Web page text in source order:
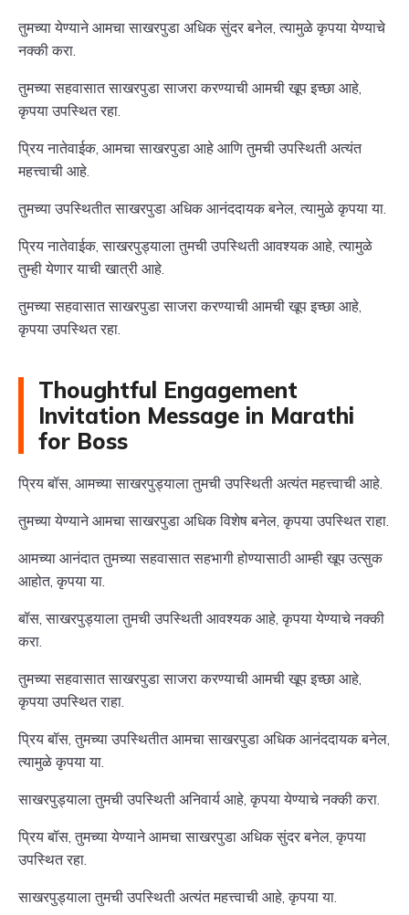
तुमच्या येण्याने आमचा साखरपुडा अधिक सुंदर बनेल, त्यामुळे कृपया येण्याचे
नक्की करा.
तुमच्या सहवासात साखरपुडा साजरा करण्याची आमची खूप इच्छा आहे,
कृपया उपस्थित रहा.
प्रिय नातेवाईक, आमचा साखरपुडा आहे आणि तुमची उपस्थिती अत्यंत
महत्त्वाची आहे.
तुमच्या उपस्थितीत साखरपुडा अधिक आनंददायक बनेल, त्यामुळे कृपया या.
प्रिय नातेवाईक, साखरपुड्याला तुमची उपस्थिती आवश्यक आहे, त्यामुळे
तुम्ही येणार याची खात्री आहे.
तुमच्या सहवासात साखरपुडा साजरा करण्याची आमची खूप इच्छा आहे,
कृपया उपस्थित रहा.
Thoughtful Engagement
Invitation Message in Marathi
for Boss
प्रिय बॉस, आमच्या साखरपुड्याला तुमची उपस्थिती अत्यंत महत्त्वाची आहे.
तुमच्या येण्याने आमचा साखरपुडा अधिक विशेष बनेल, कृपया उपस्थित राहा.
आमच्या आनंदात तुमच्या सहवासात सहभागी होण्यासाठी आम्ही खूप उत्सुक
आहोत, कृपया या.
बॉस, साखरपुड्याला तुमची उपस्थिती आवश्यक आहे, कृपया येण्याचे नक्की
करा.
तुमच्या सहवासात साखरपुडा साजरा करण्याची आमची खूप इच्छा आहे,
कृपया उपस्थित राहा.
प्रिय बॉस, तुमच्या उपस्थितीत आमचा साखरपुडा अधिक आनंददायक बनेल,
त्यामुळे कृपया या.
साखरपुड्याला तुमची उपस्थिती अनिवार्य आहे, कृपया येण्याचे नक्की करा.
प्रिय बॉस, तुमच्या येण्याने आमचा साखरपुडा अधिक सुंदर बनेल, कृपया
उपस्थित रहा.
साखरपुड्याला तुमची उपस्थिती अत्यंत महत्त्वाची आहे, कृपया या.